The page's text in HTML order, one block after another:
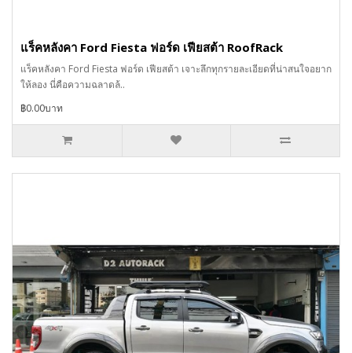
แร็คหลังคา Ford Fiesta ฟอร์ด เฟียสต้า RoofRack
แร็คหลังคา Ford Fiesta ฟอร์ด เฟียสต้า เจาะลึกทุกรายละเอียดที่น่าสนใจอยาก
ให้ลอง นี่คือความฉลาดล้..
฿0.00บาท